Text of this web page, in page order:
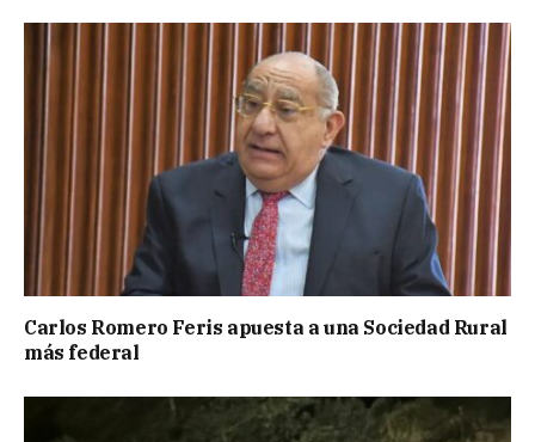
Carlos Romero Feris apuesta a una Sociedad Rural
más federal